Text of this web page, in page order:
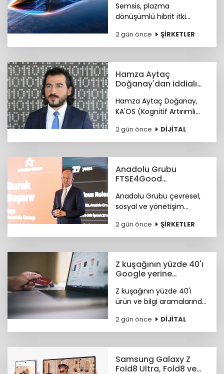
Semsis, plazma
dönüşümlü hibrit itki
teknik ayrıntıları duyurdu.
2 gün önce ŞİRKETLER
Hamza Aytaç
Doğanay'dan iddialı
Hamza Aytaç Doğanay,
KA'OS (Kognitif Artırımlı
siber güvenlik yazılımları
konusunda iddialı.
2 gün önce DİJİTAL
Anadolu Grubu
FTSE4Good
Anadolu Grubu çevresel,
sosyal ve yönetişim
yaklaşımı ile FTSE4Good
Endeksi’nde.
2 gün önce ŞİRKETLER
Z kuşağının yüzde 40'ı
Google yerine
yapıyor
Z kuşağının yüzde 40'ı
ürün ve bilgi aramalarında
Araştırma ayrıca
Instagram ve TikTok'un
önde olduğunu öne
çıkardı.
2 gün önce DİJİTAL
Samsung Galaxy Z
Fold8 Ultra, Fold8 ve